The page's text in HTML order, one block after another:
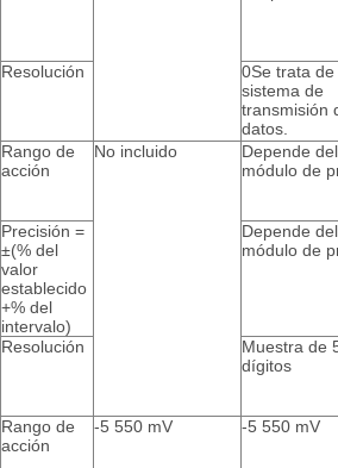
Resolución
0Se trata de
sistema de
transmisión
datos.
Rango de
acción
No incluido
Depende del
módulo de
Precisión =
±(% del
valor
establecido
+% del
intervalo)
Depende del
módulo de
Resolución
Muestra de
dígitos
Rango de
acción
-5 550 mV -5 550 mV